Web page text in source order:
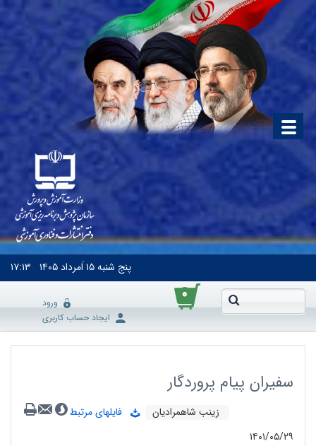
پنج شنبه۱۵ اَمرداد ۱۴۰۵ ۱۷:۱۳
۰
ورود
ایجاد حساب کاربری
سفیران پیام پروردگار
زینب شاهمرادیان
فایلهای مرتبط
۱۴۰۱/۰۵/۲۹